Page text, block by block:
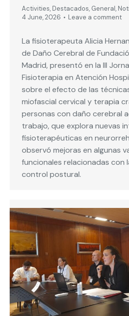
Activities, Destacados, General,
4 June, 2026
Leave a comment
La fisioterapeuta Alicia
de Daño Cerebral de
Madrid, presentó en la III
Fisioterapia en Atención
sobre el efecto de las
miofascial cervical y terapia
personas con daño cerebral
trabajo, que explora nuevas
fisioterapéuticas en
observó mejoras en algunas
funcionales relacionadas con
control postural.